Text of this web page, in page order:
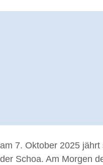
am 7. Oktober 2025
der Schoa. Am Morgen